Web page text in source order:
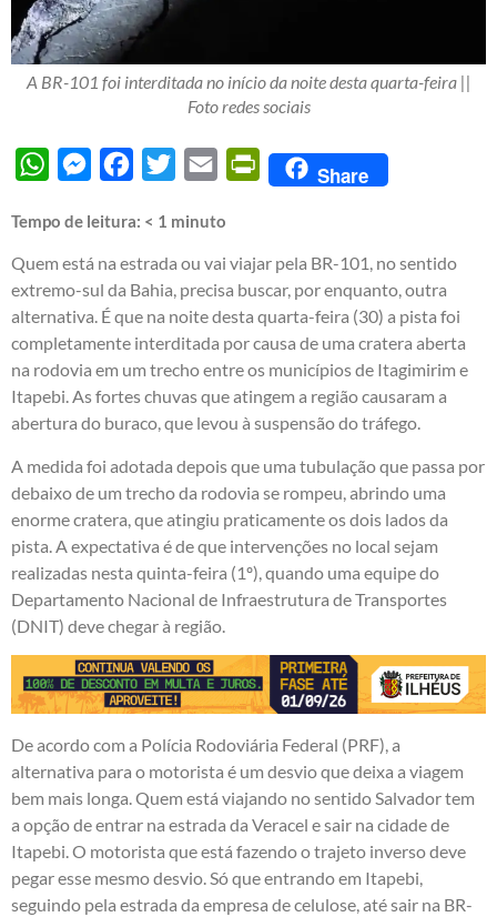
A BR-101 foi interditada no início da noite desta quarta-feira ||
Foto redes sociais
WhatsAppMessengerFacebook
Twitter Email PrintFriendly
Share
Tempo de leitura: < 1 minuto
Quem está na estrada ou vai viajar pela BR-101, no sentido
extremo-sul da Bahia, precisa buscar, por enquanto, outra
alternativa. É que na noite desta quarta-feira (30) a pista foi
completamente interditada por causa de uma cratera aberta
na rodovia em um trecho entre os municípios de Itagimirim e
Itapebi. As fortes chuvas que atingem a região causaram a
abertura do buraco, que levou à suspensão do tráfego.
A medida foi adotada depois que uma tubulação que passa por
debaixo de um trecho da rodovia se rompeu, abrindo uma
enorme cratera, que atingiu praticamente os dois lados da
pista. A expectativa é de que intervenções no local sejam
realizadas nesta quinta-feira (1º), quando uma equipe do
Departamento Nacional de Infraestrutura de Transportes
(DNIT) deve chegar à região.
De acordo com a Polícia Rodoviária Federal (PRF), a
alternativa para o motorista é um desvio que deixa a viagem
bem mais longa. Quem está viajando no sentido Salvador tem
a opção de entrar na estrada da Veracel e sair na cidade de
Itapebi. O motorista que está fazendo o trajeto inverso deve
pegar esse mesmo desvio. Só que entrando em Itapebi,
seguindo pela estrada da empresa de celulose, até sair na BR-